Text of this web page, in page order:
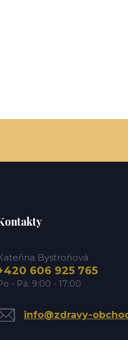
Bystroňová
606 925 765
- Pá: 9:00 - 17:00
info@zdravy-